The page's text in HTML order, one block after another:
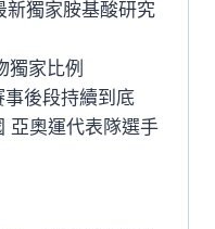
新獨家胺基酸研究
獨家比例
後段持續到底
亞奧運代表隊選手